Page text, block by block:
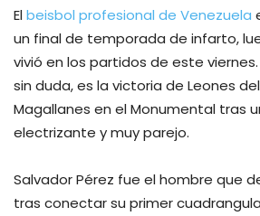
Elbeisbol profesional de Venezuela
un final de temporada de infarto,
vivió en los partidos de este
sin duda, es la victoria de Leones
Magallanes en el Monumental tras
electrizante y muy parejo.
Salvador Pérez fue el hombre que
tras conectar su primer